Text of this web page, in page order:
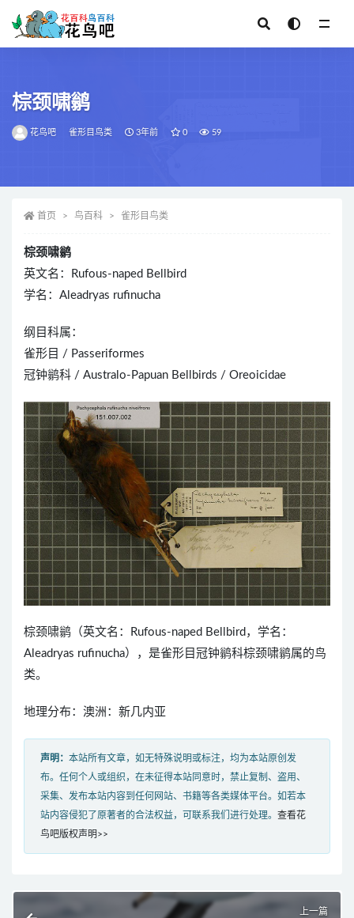
棕颈啸鹟
花鸟吧 雀形目鸟类 3年前 0 59
首页 鸟百科 雀形目鸟类
棕颈啸鹟
英文名：Rufous-naped Bellbird
学名：Aleadryas rufinucha
纲目科属：
雀形目 / Passeriformes
冠钟鹟科 / Australo-Papuan Bellbirds / Oreoicidae
棕颈啸鹟（英文名：Rufous-naped Bellbird，学名：
Aleadryas rufinucha），是雀形目冠钟鹟科棕颈啸鹟属的鸟
类。
地理分布：澳洲：新几内亚
声明： 本站所有文章，如无特殊说明或标注，均为本站原创发
布。任何个人或组织，在未征得本站同意时，禁止复制、盗用、
采集、发布本站内容到任何网站、书籍等各类媒体平台。如若本
站内容侵犯了原著者的合法权益，可联系我们进行处理。 查看花
鸟吧版权声明>>
上一篇